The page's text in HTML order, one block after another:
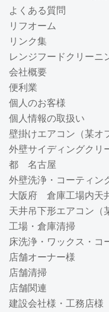
よくある質問
リフオーム
リンク集
レンジフードクリーニ
会社概要
便利業
個人のお客様
個人情報の取扱い
壁掛けエアコン（某オ
外壁サイディング
都 名古屋
外壁洗浄・コーティン
大阪府 倉庫工場内天
天井吊下形エアコン（
工場・倉庫清掃
床洗浄・ワックス・コ
店舗オーナー様
店舗清掃
店舗関連
建設会社様・工務店様